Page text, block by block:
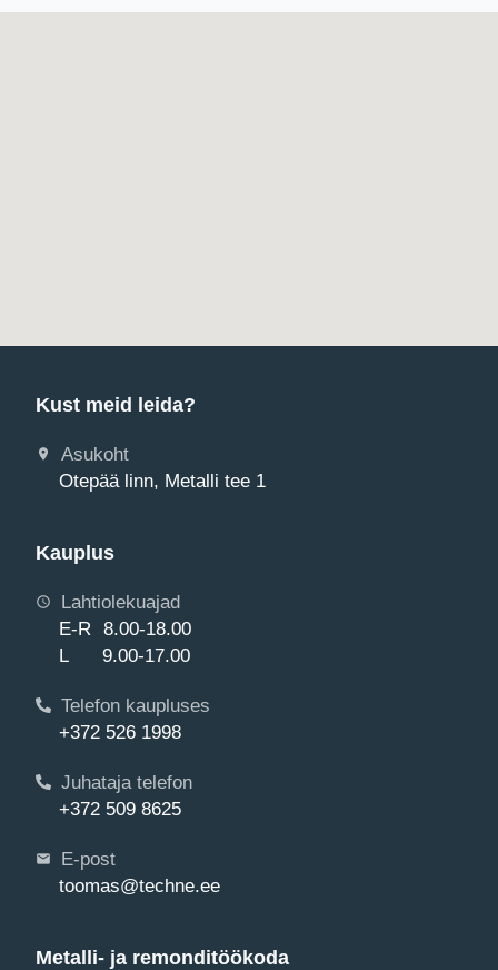
Kust meid leida?
Asukoht
Otepää linn, Metalli tee 1
Kauplus
Lahtiolekuajad
E-R 8.00-18.00
L 9.00-17.00
Telefon kaupluses
+372 526 1998
Juhataja telefon
+372 509 8625
E-post
toomas@techne.ee
Metalli- ja remonditöökoda